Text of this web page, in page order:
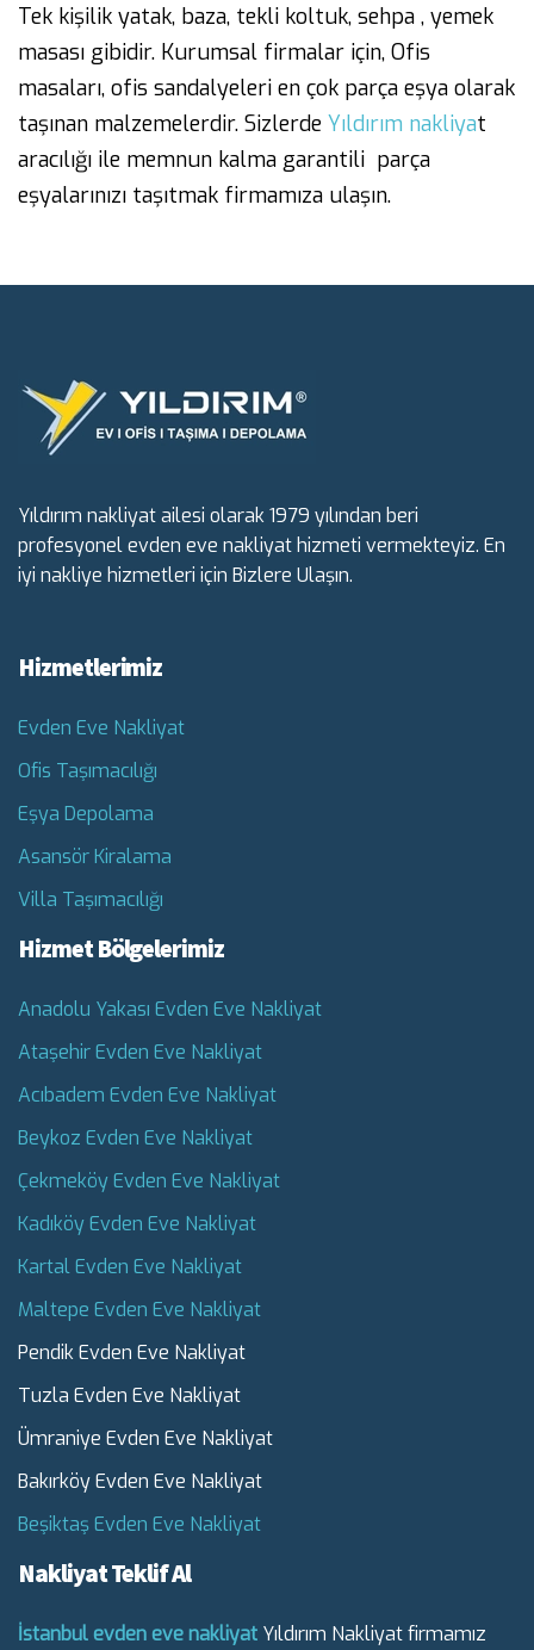
Tek kişilik yatak, baza, tekli koltuk, sehpa , yemek
masası gibidir. Kurumsal firmalar için, Ofis
masaları, ofis sandalyeleri en çok parça eşya olarak
taşınan malzemelerdir. Sizlerde Yıldırım nakliyat
aracılığı ile memnun kalma garantili parça
eşyalarınızı taşıtmak firmamıza ulaşın.
Yıldırım nakliyat ailesi olarak 1979 yılından beri
profesyonel evden eve nakliyat hizmeti vermekteyiz. En
iyi nakliye hizmetleri için Bizlere Ulaşın.
Hizmetlerimiz
Evden Eve Nakliyat
Ofis Taşımacılığı
Eşya Depolama
Asansör Kiralama
Villa Taşımacılığı
Hizmet Bölgelerimiz
Anadolu Yakası Evden Eve Nakliyat
Ataşehir Evden Eve Nakliyat
Acıbadem Evden Eve Nakliyat
Beykoz Evden Eve Nakliyat
Çekmeköy Evden Eve Nakliyat
Kadıköy Evden Eve Nakliyat
Kartal Evden Eve Nakliyat
Maltepe Evden Eve Nakliyat
Pendik Evden Eve Nakliyat
Tuzla Evden Eve Nakliyat
Ümraniye Evden Eve Nakliyat
Bakırköy Evden Eve Nakliyat
Beşiktaş Evden Eve Nakliyat
Nakliyat Teklif Al
İstanbul evden eve nakliyat Yıldırım Nakliyat firmamız